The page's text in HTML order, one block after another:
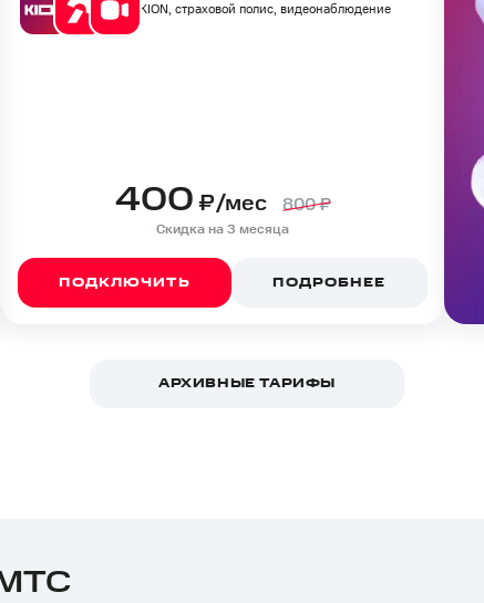
KION, страховой полис, видеонаблюдение
400 ₽/мес 800₽
Скидка на 3 месяца
ПОДКЛЮЧИТЬ ПОДРОБНЕЕ
АРХИВНЫЕ ТАРИФЫ